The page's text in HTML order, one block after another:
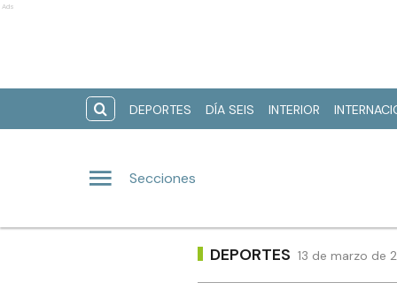
Ads
DEPORTES DÍA SEIS INTERIOR
Secciones
DEPORTES 13 de marzo de